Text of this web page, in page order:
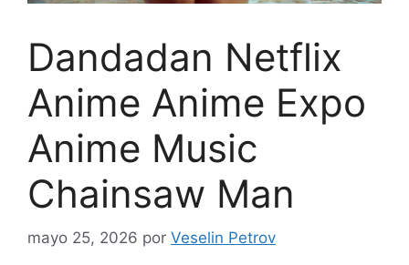
Dandadan Netflix
Anime Anime Expo
Anime Music
Chainsaw Man
mayo 25, 2026 por Veselin Petrov